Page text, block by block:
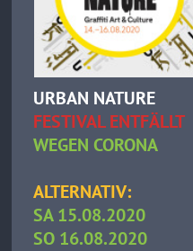
URBAN NATURE
FESTIVAL ENTFÄLLT
WEGEN CORONA
ALTERNATIV:
SA 15.08.2020
SO 16.08.2020